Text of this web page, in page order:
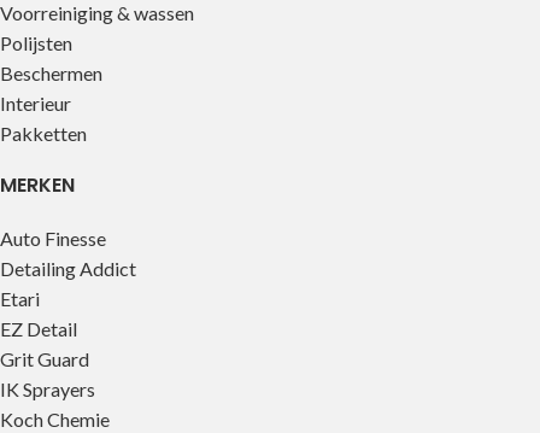
Voorreiniging & wassen
Polijsten
Beschermen
Interieur
Pakketten
MERKEN
Auto Finesse
Detailing Addict
Etari
EZ Detail
Grit Guard
IK Sprayers
Koch Chemie